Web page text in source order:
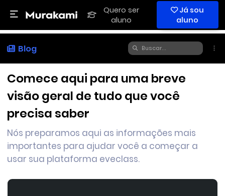
Quero ser
aluno
Já sou
aluno
Blog
Comece aqui para uma breve
visão geral de tudo que você
precisa saber
Nós preparamos aqui as informações mais
importantes para ajudar você a começar a
usar sua plataforma eveclass.